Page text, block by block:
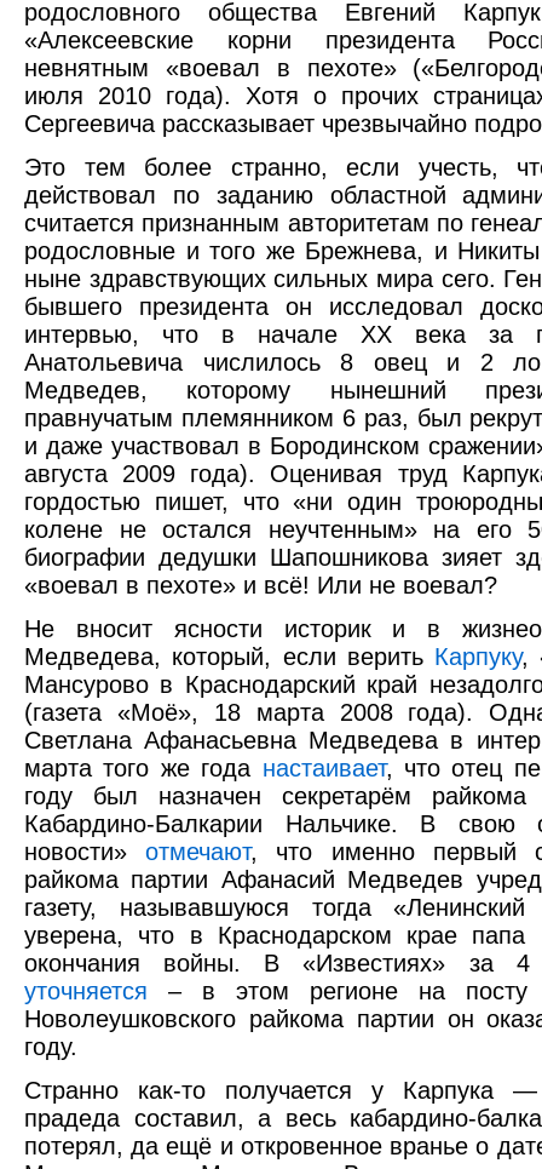
родословного общества Евгений
«Алексеевские корни президента
невнятным «воевал в пехоте»
июля 2010 года). Хотя о прочих
Сергеевича рассказывает чрезвычайно
Это тем более странно, если учесть,
действовал по заданию областной
считается признанным авторитетам по
родословные и того же Брежнева, и
ныне здравствующих сильных мира сего.
бывшего президента он исследовал
интервью, что в начале ХХ века за
Анатольевича числилось 8 овец и 2
Медведев, которому нынешний
правнучатым племянником 6 раз, был
и даже участвовал в Бородинском
августа 2009 года). Оценивая труд
гордостью пишет, что «ни один
колене не остался неучтенным» на его
биографии дедушки Шапошникова зияет
«воевал в пехоте» и всё! Или не воевал?
Не вносит ясности историк и в
Медведева, который, если верить Карпуку,
Мансурово в Краснодарский край
(газета «Моё», 18 марта 2008 года).
Светлана Афанасьевна Медведева в
марта того же года настаивает, что отец
году был назначен секретарём
Кабардино-Балкарии Нальчике. В свою
новости»отмечают, что именно первый
райкома партии Афанасий Медведев
газету, называвшуюся тогда
уверена, что в Краснодарском крае папа
окончания войны. В «Известиях» за
уточняется – в этом регионе на посту
Новолеушковского райкома партии он
году.
Странно как-то получается у Карпука —
прадеда составил, а весь кабардино-
потерял, да ещё и откровенное вранье о